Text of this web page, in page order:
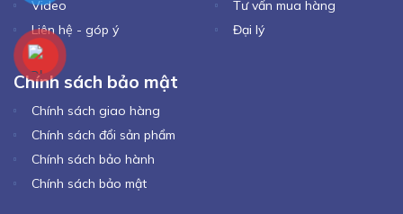
Video
Liên hệ - góp ý
Tư vấn mua hàng
Đại lý
Chính sách bảo mật
Chính sách giao hàng
Chính sách đổi sản phẩm
Chính sách bảo hành
Chính sách bảo mật